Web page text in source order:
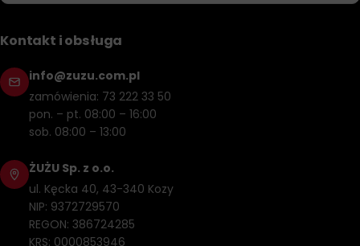
Kontakt i obsługa
info@zuzu.com.pl
zamówienia: 73 222 33 50
pon. – pt. 08:00 – 16:00
sob. 08:00 – 13:00
ŻUŻU Sp. z o.o.
ul. Kęcka 40, 43-340 Kozy
NIP: 9372729570
REGON: 386724285
KRS: 0000853946